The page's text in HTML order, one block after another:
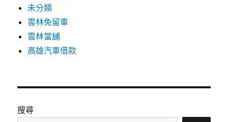
未分類
雲林免留車
雲林當舖
高雄汽車借款
搜尋